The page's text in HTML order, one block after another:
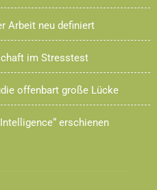
Arbeit neu definiert
im Stresstest
offenbart große Lücke
erschienen